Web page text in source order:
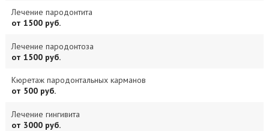
Лечение пародонтита
от 1500 руб.
Лечение пародонтоза
от 1500 руб.
Кюретаж пародонтальных карманов
от 500 руб.
Лечение гингивита
от 3000 руб.